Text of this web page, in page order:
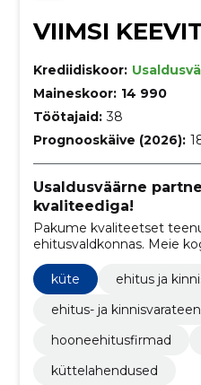
VIIMSI
Krediidiskoor:
Maineskoor: 14 990
Töötajaid: 38
Prognooskäive (2026):
Usaldusväärne
kvaliteediga!
Pakume kvaliteetset
ehitusvaldkonnas. Meie
tagavad kiire ja tõhusa
paigalduse, mis vastab
küte
ehitus ja
ehitus- ja
hooneehitusfirmad
küttelahendused